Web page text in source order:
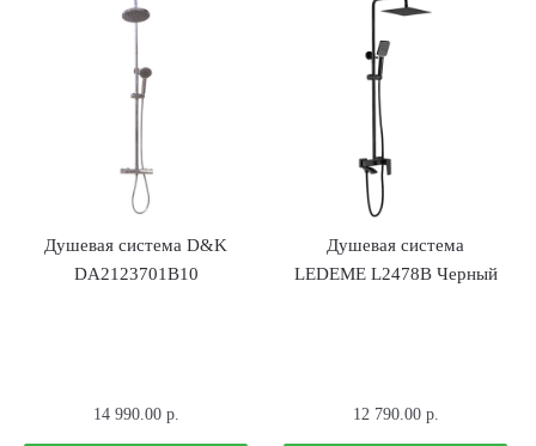
Душевая система D&K
DA2123701В10
14 990.00 р.
Душевая система
LEDEME L2478В Черный
12 790.00 р.